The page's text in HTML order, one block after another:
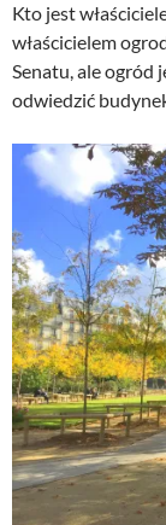
Kto jest
właścicielem
Senatu, ale ogród
odwiedzić